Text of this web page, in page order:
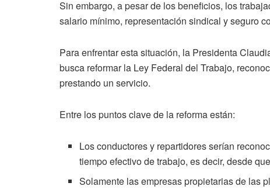
Sin embargo, a pesar de los beneficios, los
salario mínimo, representación sindical y seguro
Para enfrentar esta situación, la Presidenta
busca reformar la Ley Federal del Trabajo,
prestando un servicio.
Entre los puntos clave de la reforma están:
Los conductores y repartidores serían
tiempo efectivo de trabajo, es decir, desde
Solamente las empresas propietarias de las